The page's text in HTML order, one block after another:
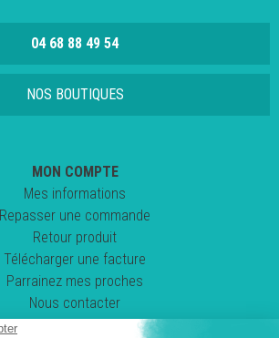
04 68 88 49 54
NOS BOUTIQUES
MON COMPTE
Mes informations
Repasser une commande
Retour produit
Télécharger une facture
Parrainez mes proches
Nous contacter